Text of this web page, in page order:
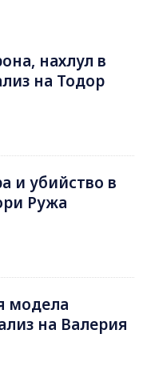
нахлул в
на Тодор
и убийство в
Ружа
модела
на Валерия